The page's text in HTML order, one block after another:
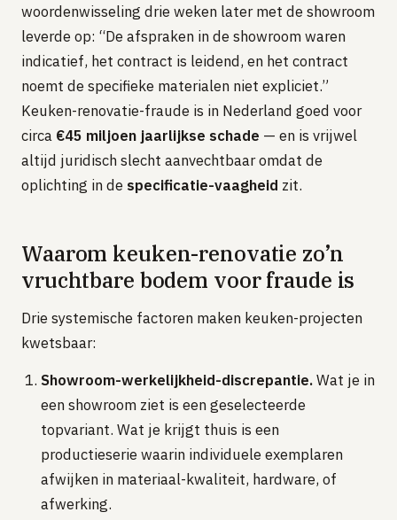
Volledig overzicht — alle 23 klussen & prijsranges →
23 klussen · publieke ranking
GRATIS TOOLS
Eerlijke-prijs-checker
Over ons
Meldpunt
Word vakman
Inloggen
woordenwisseling drie weken later met de showroom
leverde op: “De afspraken in de showroom waren
indicatief, het contract is leidend, en het contract
noemt de specifieke materialen niet expliciet.”
Keuken-renovatie-fraude is in Nederland goed voor
circa €45 miljoen jaarlijkse schade — en is vrijwel
altijd juridisch slecht aanvechtbaar omdat de
oplichting in de specificatie-vaagheid zit.
Waarom keuken-renovatie zo’n
vruchtbare bodem voor fraude is
Drie systemische factoren maken keuken-projecten
kwetsbaar:
Showroom-werkelijkheid-discrepantie.Wat je in
een showroom ziet is een geselecteerde
topvariant. Wat je krijgt thuis is een
productieserie waarin individuele exemplaren
afwijken in materiaal-kwaliteit, hardware, of
afwerking.